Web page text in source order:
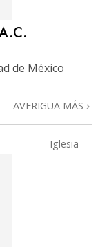
de México
AVERIGUA MÁS
Iglesia